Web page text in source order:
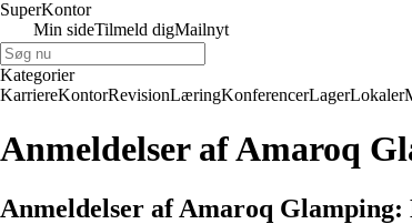
SuperKontor
Min sideTilmeld digMailnyt
Kategorier
KarriereKontorRevisionLæringKonferencerLagerLokaler
Anmeldelser af Amaroq
Anmeldelser af Amaroq